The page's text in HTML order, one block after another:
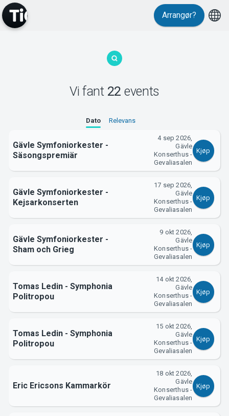
Support
Om Tickster
Arrangør?
Vi fant 22 events
Dato Relevans
Gävle Symfoniorkester -
Säsongspremiär
4 sep 2026,
Gävle
Konserthus -
Gevaliasalen
Kjøp
Gävle Symfoniorkester -
Kejsarkonserten
17 sep 2026,
Gävle
Konserthus -
Gevaliasalen
Kjøp
Gävle Symfoniorkester -
Sham och Grieg
9 okt 2026,
Gävle
Konserthus -
Gevaliasalen
Kjøp
Tomas Ledin - Symphonia
Politropou
14 okt 2026,
Gävle
Konserthus -
Gevaliasalen
Kjøp
Tomas Ledin - Symphonia
Politropou
15 okt 2026,
Gävle
Konserthus -
Gevaliasalen
Kjøp
Eric Ericsons Kammarkör
18 okt 2026,
Gävle
Konserthus -
Gevaliasalen
Kjøp